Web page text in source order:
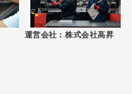
運営会社 : 株式会社高昇